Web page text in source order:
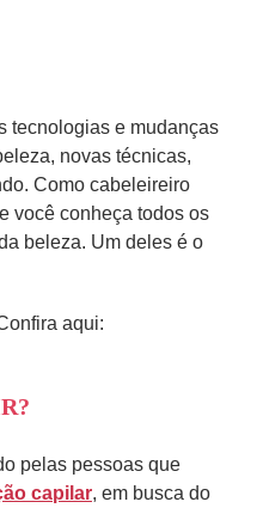
tecnologias e mudanças
novas técnicas,
Como cabeleireiro
você conheça todos os
beleza. Um deles é o
aqui:
pelas pessoas que
capilar, em busca do